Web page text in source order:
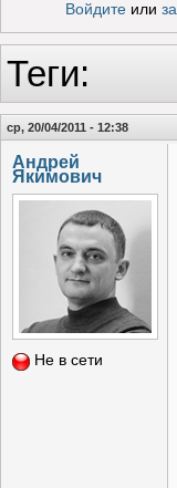
Войдитеили
Теги:
ср, 20/04/2011 - 12:38
Андрей
Якимович
Не в сети